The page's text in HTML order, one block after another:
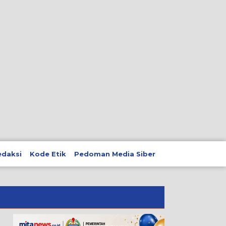
Kode Etik Pedoman Media Siber